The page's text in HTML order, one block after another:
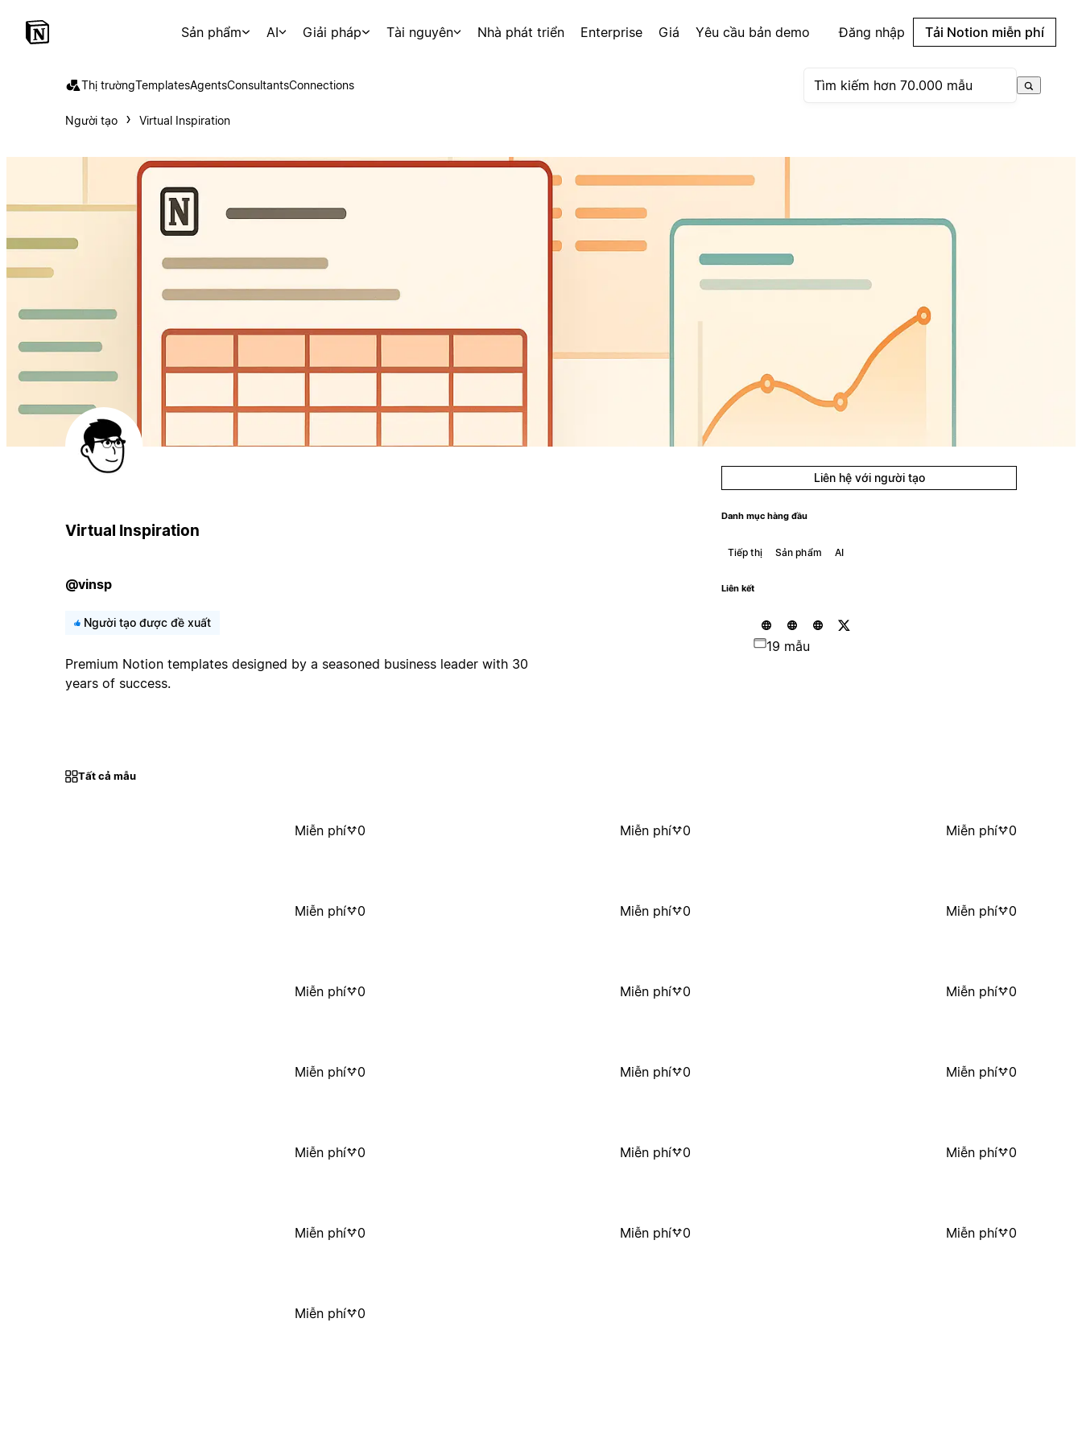
Sản phẩm AI Giải pháp Tài nguyên Nhà phát triển Enterprise Giá Yêu cầu bản demo Đăng nhập Tải Notion miễn phí
Thị trườngTemplatesAgentsConsultantsConnections
Người tạo Virtual Inspiration
Virtual Inspiration
@vinsp
Người tạo được đề xuất
Premium Notion templates designed by a seasoned business leader with 30
years of success.
Liên hệ với người tạo
Danh mục hàng đầu
Tiếp thị Sản phẩm AI
Liên kết
19 mẫu
Tất cả mẫu
Miễn phí 0 Miễn phí 0 Miễn phí 0
Miễn phí 0 Miễn phí 0 Miễn phí 0
Miễn phí 0 Miễn phí 0 Miễn phí 0
Miễn phí 0 Miễn phí 0 Miễn phí 0
Miễn phí 0 Miễn phí 0 Miễn phí 0
Miễn phí 0 Miễn phí 0 Miễn phí 0
Miễn phí 0